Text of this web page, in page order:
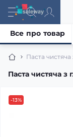
Паста
Паста чистяча
Все про товар
-13%